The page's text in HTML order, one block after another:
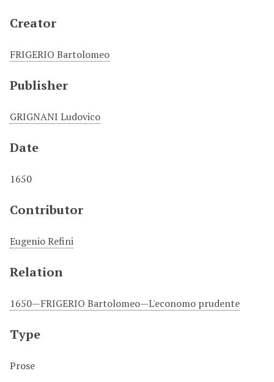
Creator
FRIGERIO Bartolomeo
Publisher
GRIGNANI Ludovico
Date
1650
Contributor
Eugenio Refini
Relation
1650—FRIGERIO Bartolomeo—L'economo prudente
Type
Prose